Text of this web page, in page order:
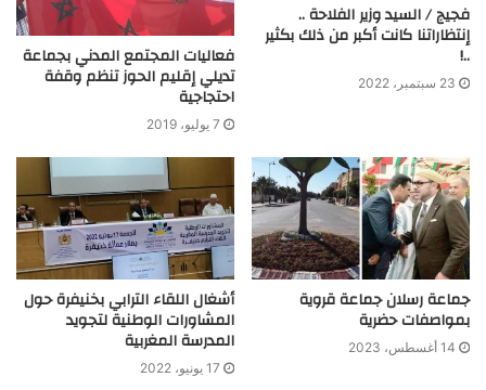
فجيج / السيد وزير الفلاحة ..
إنتظاراتنا كانت أكبر من ذلك بكثير
..!
23 سبتمبر، 2022
فعاليات المجتمع المدني بجماعة
تديلي إقليم الحوز تنظم وقفة
احتجاجية
7 يوليو، 2019
جماعة رسلان جماعة قروية
بمواصفات حضرية
14 أغسطس، 2023
أشغال اللقاء الترابي بخنيفرة حول
المشاورات الوطنية لتجويد
المدرسة المغربية
17 يونيو، 2022